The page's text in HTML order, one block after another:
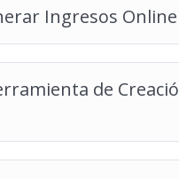
Ingresos Online
de